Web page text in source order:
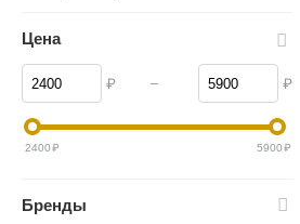
Цена
₽ – ₽
2400₽ 5900₽
Бренды